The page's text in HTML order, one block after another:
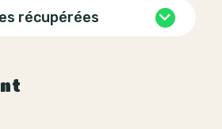
récupérées